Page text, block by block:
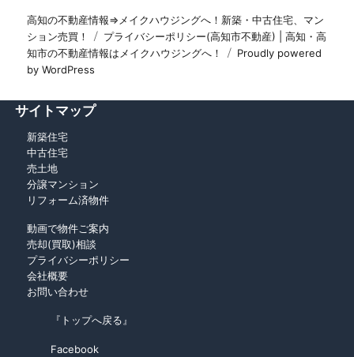
高知の不動産情報⇒メイクハウジングへ！新築・中古住宅、マン
ション売買！
プライバシーポリシー(高知市不動産) | 高知・高
知市の不動産情報はメイクハウジングへ！
Proudly powered
by WordPress
サイトマップ
新築住宅
中古住宅
売土地
分譲マンション
リフォーム済物件
動画で物件ご案内
売却(買取)相談
プライバシーポリシー
会社概要
お問い合わせ
『トップへ戻る』
Facebook